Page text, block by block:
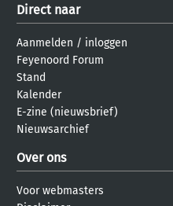
Direct naar
Aanmelden / inloggen
Feyenoord Forum
Stand
Kalender
E-zine (nieuwsbrief)
Nieuwsarchief
Over ons
Voor webmasters